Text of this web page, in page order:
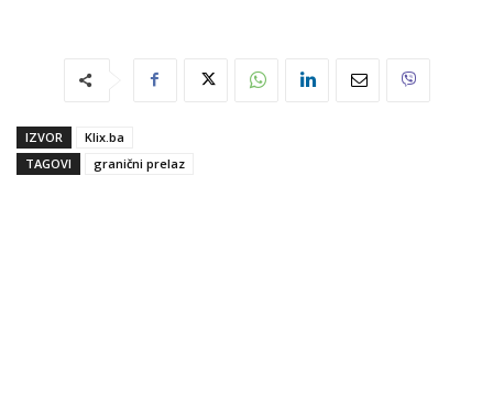
IZVOR
Klix.ba
TAGOVI
granični prelaz